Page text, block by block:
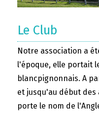
Le Club
Notre association a
l'époque, elle portait
blancpignonnais. A
et jusqu'au début des
porte le nom de